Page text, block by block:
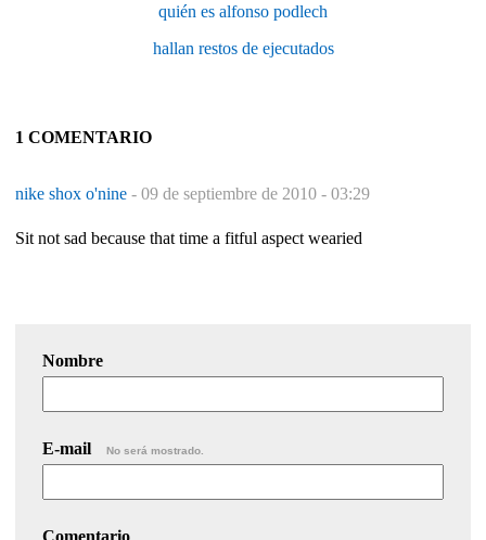
quién es alfonso podlech
hallan restos de ejecutados
1 COMENTARIO
nike shox o'nine - 09 de septiembre de 2010 - 03:29
Sit not sad because that time a fitful aspect wearied
Nombre
E-mail No será mostrado.
Comentario